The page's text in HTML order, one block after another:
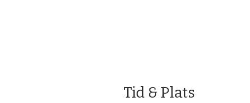
Tid & Plats